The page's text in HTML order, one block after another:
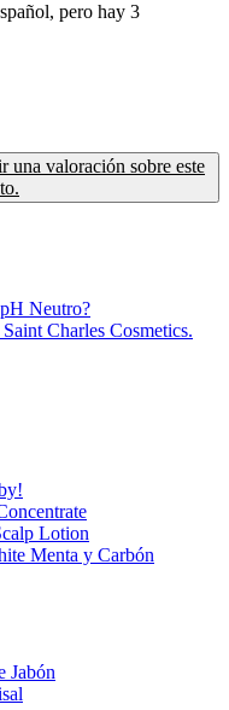
pero hay 3
una valoración sobre este
Neutro?
Charles Cosmetics.
Lotion
Menta y Carbón
Jabón